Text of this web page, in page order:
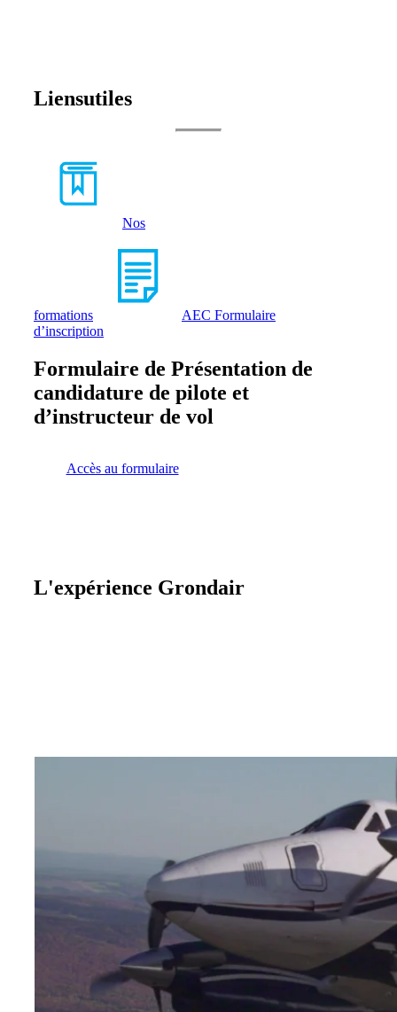
Liensutiles
Nos
formations
AEC Formulaire
d’inscription
Formulaire de Présentation de
candidature de pilote et
d’instructeur de vol
Accès au formulaire
L'expérience Grondair